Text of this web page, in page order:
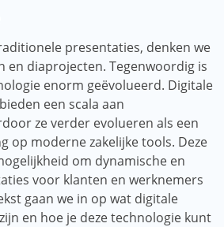
presentaties, denken we
en diaprojecten. Tegenwoordig is
enorm geëvolueerd. Digitale
een scala aan
ze verder evolueren als een
op moderne zakelijke tools. Deze
om dynamische en
voor klanten en werknemers
gaan we in op wat digitale
en hoe je deze technologie kunt